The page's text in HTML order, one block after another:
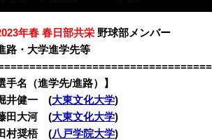
年春 春日部共栄 野球部メンバー
路・大学進学先等
手名（進学先/進路）】
井健一 (大東文化大学)
田大河 (大東文化大学)
村奨梧 (八戸学院大学)